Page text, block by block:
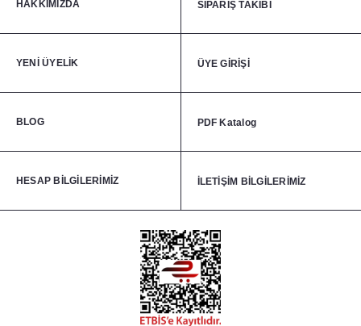
HAKKIMIZDA SİPARİŞ TAKİBİ
YENİ ÜYELİK ÜYE GİRİŞİ
BLOG PDF Katalog
HESAP BİLGİLERİMİZ İLETİŞİM BİLGİLERİMİZ